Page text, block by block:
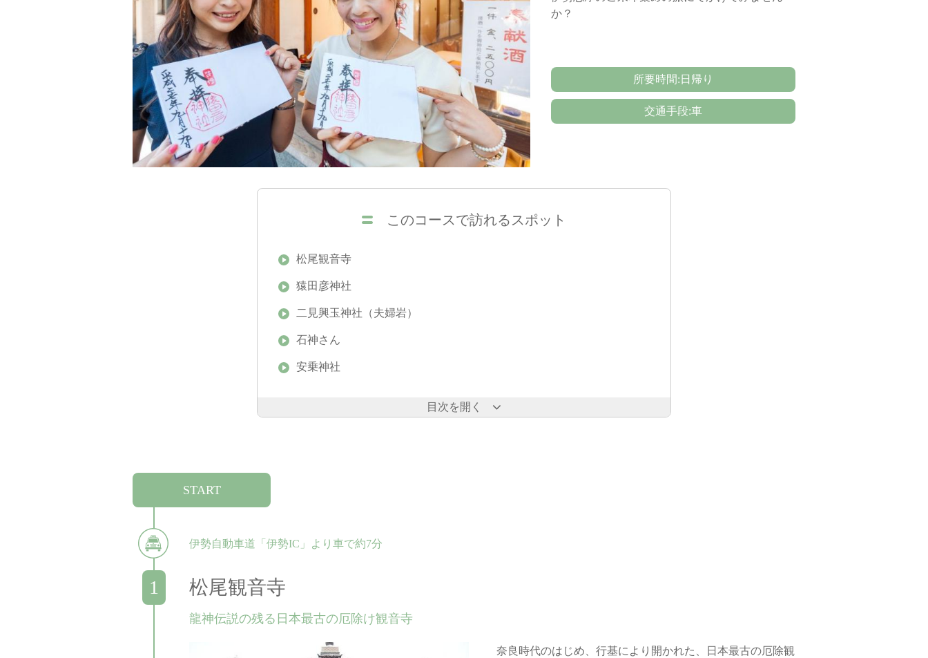
か？
所要時間:日帰り
交通手段:車
目次を開く
このコースで訪れるスポット
松尾観音寺
猿田彦神社
二見興玉神社（夫婦岩）
石神さん
安乗神社
START
伊勢自動車道「伊勢IC」より車で約7分
松尾観音寺
龍神伝説の残る日本最古の厄除け観音寺
奈良時代のはじめ、行基により開かれた、日本最古の厄除観